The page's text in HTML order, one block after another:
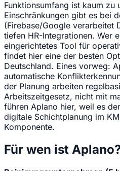
Funktionsumfang ist kaum zu
Einschränkungen gibt es bei
(Firebase/Google verarbeitet
tiefen HR-Integrationen. Wer
eingerichtetes Tool für
findet hier eine der besten
Deutschland. Eines vorweg:
automatische
der Planung arbeiten
Arbeitszeitgesetz, nicht mit
führen Aplano hier, weil es
digitale Schichtplanung im
Komponente.
Für wen ist